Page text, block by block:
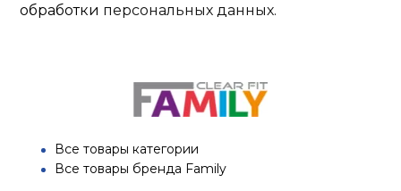
обработки персональных данных.
Все товары категории
Все товары бренда Family